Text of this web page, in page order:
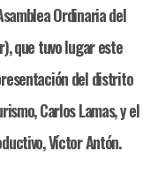
Ordinaria del
que tuvo lugar este
del distrito
Carlos Lamas, y el
Víctor Antón.